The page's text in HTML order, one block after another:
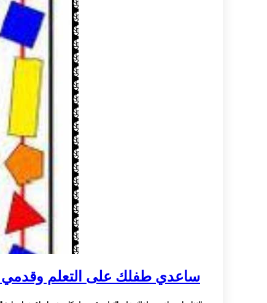
ساعدي طفلك على التعلم وقدمي